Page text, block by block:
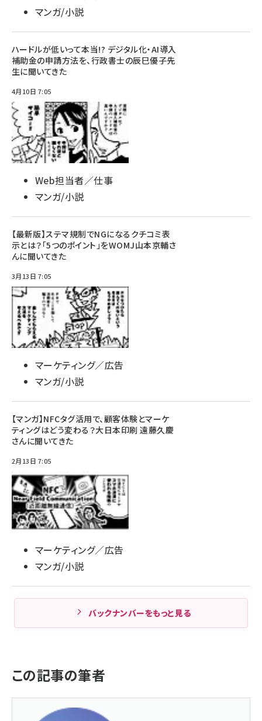
マンガ/小説
ハードルが低いって本当!? デジタル化・AI導入
補助金の申請方法を、行政書士の辰巳優子先
生に聞いてきた
4月10日 7:05
Web担当者／仕事
マンガ/小説
【最新版】ステマ規制でNGになるクチコミ表
示とは？「5つのポイント」をWOMJ山本京輔さ
んに聞いてきた
3月13日 7:05
マーケティング／広告
マンガ/小説
【マンガ】NFCタグ活用で、顧客体験とマーケ
ティングはどう変わる？大日本印刷 遠藤久慶
さんに聞いてきた
2月13日 7:05
マーケティング／広告
マンガ/小説
バックナンバーをもっと見る
この記事の筆者